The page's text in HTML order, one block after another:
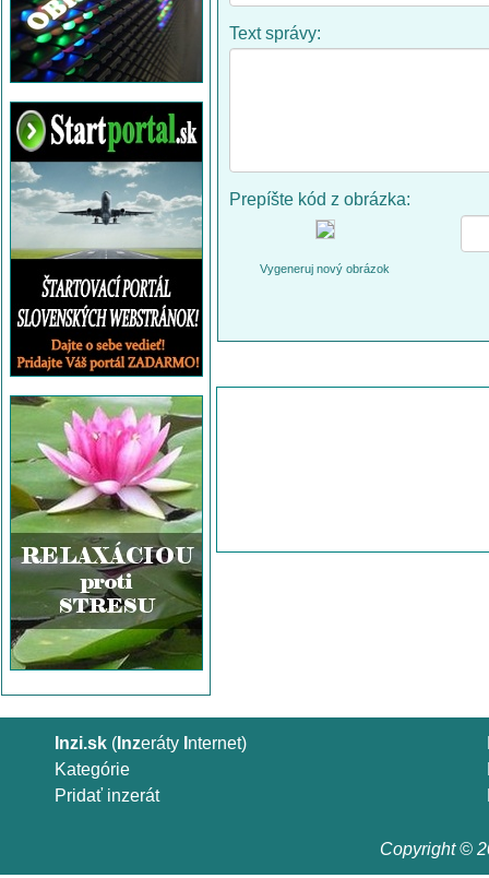
Text správy:
Prepíšte kód z obrázka:
Vygeneruj nový obrázok
Inzi.sk ( Inzeráty nternet)
Kategórie
Pridať inzerát
Copyright ©